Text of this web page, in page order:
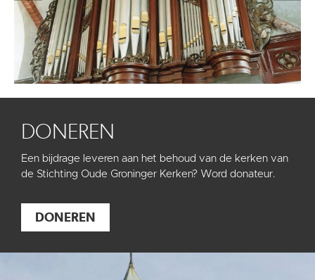
DONEREN
Een bijdrage leveren aan het behoud van de kerken van
de Stichting Oude Groninger Kerken? Word donateur.
DONEREN